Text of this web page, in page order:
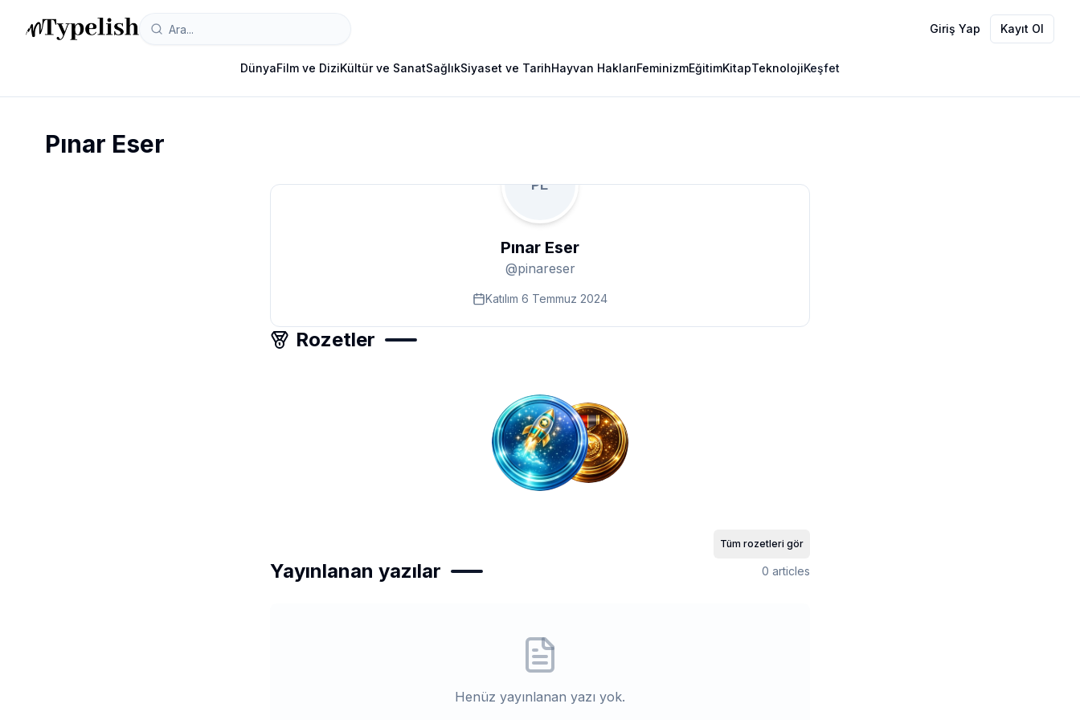
Giriş Yap Kayıt Ol
DünyaFilm ve DiziKültür ve SanatSağlıkSiyaset ve TarihHayvan HaklarıFeminizmEğitimKitapTeknolojiKeşfet
Pınar Eser
PE
Pınar Eser
@pinareser
Katılım 6 Temmuz 2024
Rozetler
Tüm rozetleri gör
Yayınlanan yazılar 0 articles
Henüz yayınlanan yazı yok.